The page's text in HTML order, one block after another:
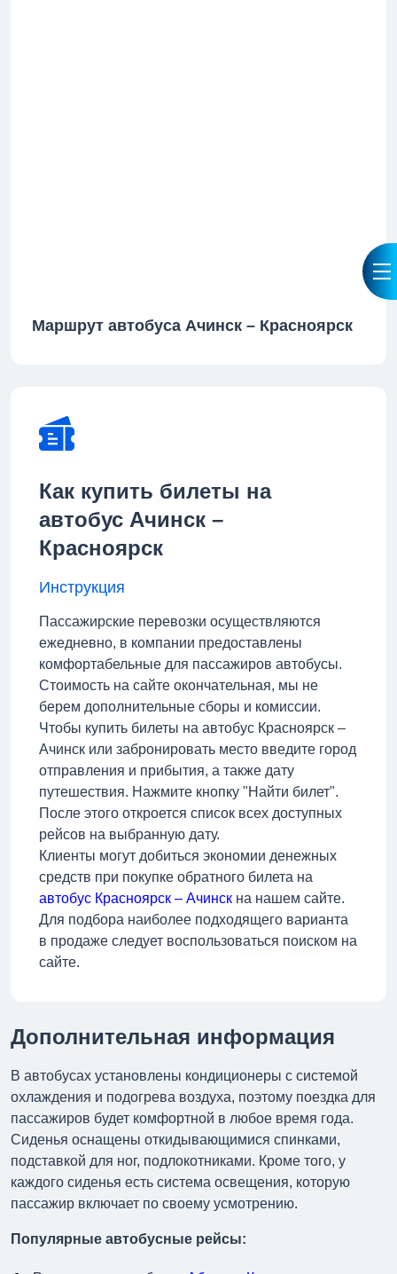
Маршрут автобуса Ачинск – Красноярск
Как купить билеты на
автобус Ачинск –
Красноярск
Инструкция
Пассажирские перевозки осуществляются
ежедневно, в компании предоставлены
комфортабельные для пассажиров автобусы.
Стоимость на сайте окончательная, мы не
берем дополнительные сборы и комиссии.
Чтобы купить билеты на автобус Красноярск –
Ачинск или забронировать место введите город
отправления и прибытия, а также дату
путешествия. Нажмите кнопку "Найти билет".
После этого откроется список всех доступных
рейсов на выбранную дату.
Клиенты могут добиться экономии денежных
средств при покупке обратного билета на
автобус Красноярск – Ачинск на нашем сайте.
Для подбора наиболее подходящего варианта
в продаже следует воспользоваться поиском на
сайте.
Дополнительная информация
В автобусах установлены кондиционеры с системой
охлаждения и подогрева воздуха, поэтому поездка для
пассажиров будет комфортной в любое время года.
Сиденья оснащены откидывающимися спинками,
подставкой для ног, подлокотниками. Кроме того, у
каждого сиденья есть система освещения, которую
пассажир включает по своему усмотрению.
Популярные автобусные рейсы: